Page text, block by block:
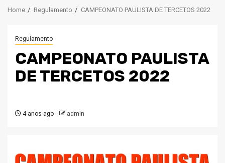
Home Regulamento CAMPEONATO PAULISTA DE TERCETOS 2022
Regulamento
CAMPEONATO PAULISTA
DE TERCETOS 2022
4 anos ago admin